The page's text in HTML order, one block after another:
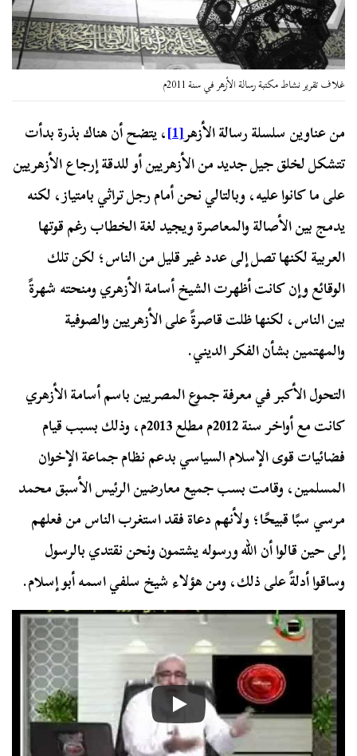
غلاف تقرير نشاط مكتبة رسالة الأزهر في سنة 2011م
من عناوين سلسلة رسالة الأزهر[1] ، يتضح أن هناك بذرة بدأت
تتشكل لخلق جيل جديد من الأزهريين أو للدقة إرجاع الأزهريين
على ما كانوا عليه، وبالتالي نحن أمام رجل تراثي بامتياز، لكنه
يدمج بين الأصالة والمعاصرة ويجيد لغة الخطاب رغم قوتها
العربية لكنها تصل إلى عدد غير قليل من الناس؛ لكنتلك
الوقائع وإن كانت أظهرت الشيخ أسامة الأزهري ومنحته شهرةً
بين الناس، لكنها ظلت قاصرةً على الأزهريين والصوفية
والمهتمين بشأن الفكر الديني.
التحول الأكبر في معرفة جموع المصريين باسم أسامة الأزهري
كانت مع أواخر سنة 2012م مطلع 2013م، وذلك بسبب قيام
فضائيات قوى الإسلام السياسي بدعم نظام جماعة الإخوان
المسلمين، وقامت بسب جميع معارضين الرئيس الأسبق محمد
مرسي سبًا قبيحًا؛ ولأنهم دعاة فقد استغرب الناس من فعلهم
إلى حين قالوا أن الله ورسوله يشتمون ونحن نقتدي بالرسول
وساقوا أدلةً على ذلك، ومن هؤلاء شيخ سلفي اسمه أبو إسلام.